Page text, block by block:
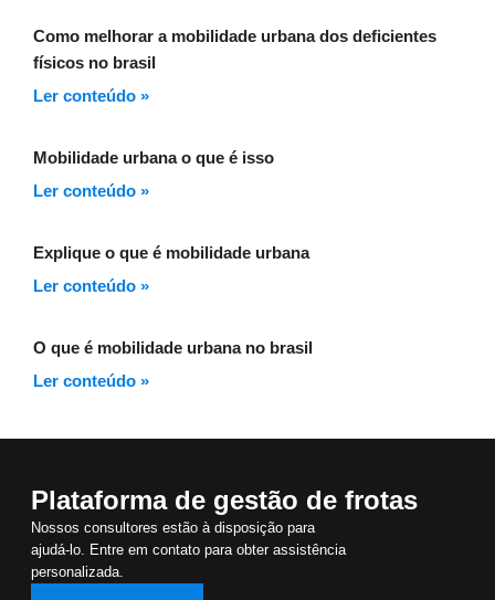
Como melhorar a mobilidade urbana dos deficientes
físicos no brasil
Ler conteúdo »
Mobilidade urbana o que é isso
Ler conteúdo »
Explique o que é mobilidade urbana
Ler conteúdo »
O que é mobilidade urbana no brasil
Ler conteúdo »
Plataforma de gestão de frotas
Nossos consultores estão à disposição para
ajudá-lo. Entre em contato para obter assistência
personalizada.